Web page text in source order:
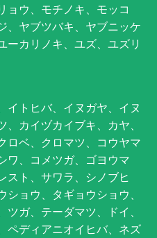
ョウ、モチノキ、モッコ
、ヤブツバキ、ヤブニッケ
ーカリノキ、ユズ、ユズリ
イトヒバ、イヌガヤ、イヌ
カイヅカイブキ、カヤ、
ロベ、クロマツ、コウヤマ
ワ、コメツガ、ゴヨウマ
スト、サワラ、シノブヒ
ョウ、タギョウショウ、
ガ、テーダマツ、ドイ、
ペディアニオイヒバ、ネズ